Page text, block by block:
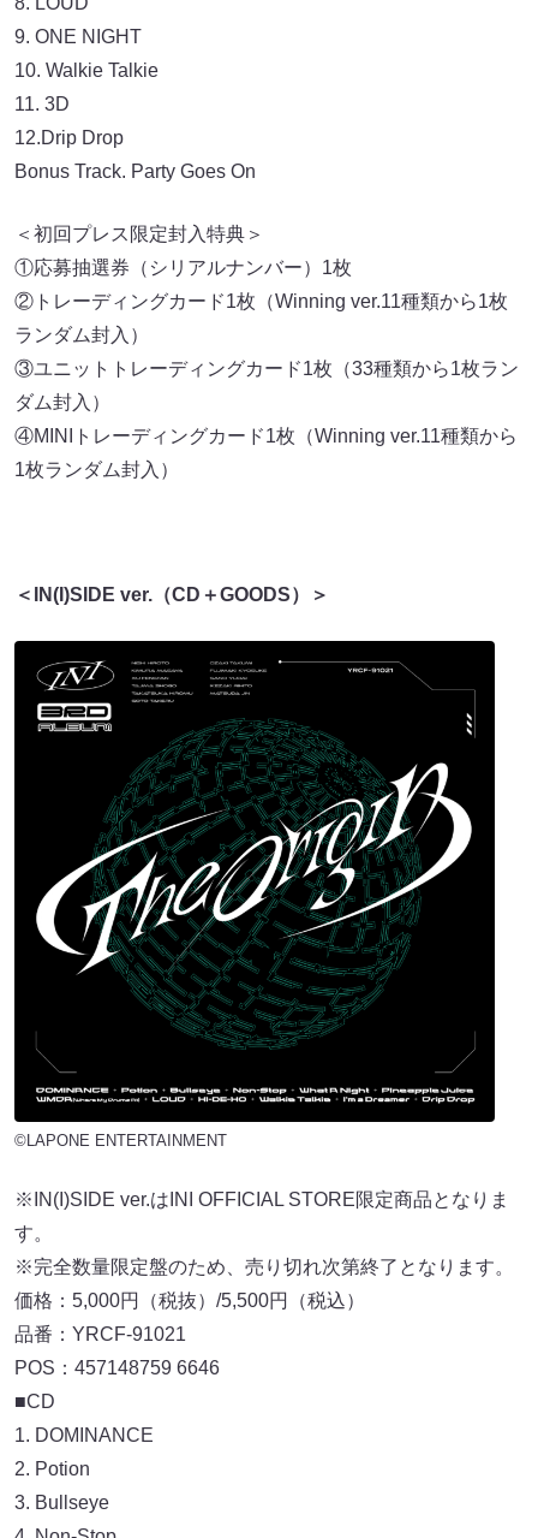
9. ONE NIGHT
10. Walkie Talkie
11. 3D
12.Drip Drop
Bonus Track. Party Goes On
＜初回プレス限定封入特典＞
①応募抽選券（シリアルナンバー）1枚
②トレーディングカード1枚（Winning ver.11種類から1枚
ランダム封入）
③ユニットトレーディングカード1枚（33種類から1枚ラン
ダム封入）
④MINIトレーディングカード1枚（Winning ver.11種類から
1枚ランダム封入）
＜IN(I)SIDE ver.（CD＋GOODS）＞
©LAPONE ENTERTAINMENT
※IN(I)SIDE ver.はINI OFFICIAL STORE限定商品となりま
す。
※完全数量限定盤のため、売り切れ次第終了となります。
価格：5,000円（税抜）/5,500円（税込）
品番：YRCF-91021
POS：457148759 6646
■CD
1. DOMINANCE
2. Potion
3. Bullseye